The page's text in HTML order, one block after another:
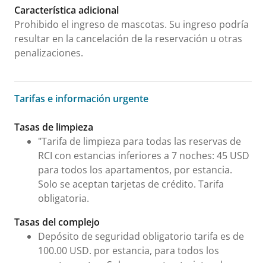
Característica adicional
Prohibido el ingreso de mascotas. Su ingreso podría
resultar en la cancelación de la reservación u otras
penalizaciones.
Tarifas e información urgente
Tarifas e información urgente
Tasas de limpieza
"Tarifa de limpieza para todas las reservas de
RCI con estancias inferiores a 7 noches: 45 USD
para todos los apartamentos, por estancia.
Solo se aceptan tarjetas de crédito. Tarifa
obligatoria.
Tasas del complejo
Depósito de seguridad obligatorio tarifa es de
100.00 USD. por estancia, para todos los